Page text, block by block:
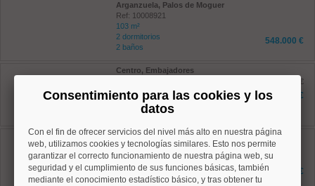
Arganzuela, Palos de Moguer
Ref: 10008921
103 m²
2 dormitorios
2 baños
548.000 €
Centro, Embajadores
95 m²
3 dormitorios
2 baños
antes 787.000 €
730.000 €
Centro, Universidad
Ref: 10008920
92 m²
2 dormitorios
2 baños
649.000 €
Consentimiento para las cookies y los
datos
Con el fin de ofrecer servicios del nivel más alto en nuestra página
web, utilizamos cookies y tecnologías similares. Esto nos permite
garantizar el correcto funcionamiento de nuestra página web, su
seguridad y el cumplimiento de sus funciones básicas, también
mediante el conocimiento estadístico básico, y tras obtener tu